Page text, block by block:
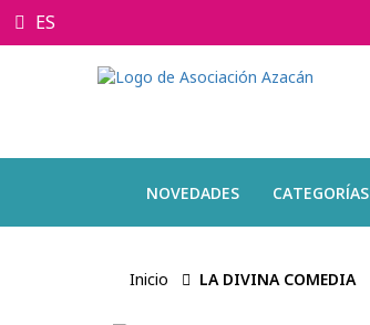
ES
NOVEDADES CATEGORÍAS
Inicio LA DIVINA COMEDIA